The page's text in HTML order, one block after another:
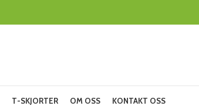
T-SKJORTER OM OSS KONTAKT OSS